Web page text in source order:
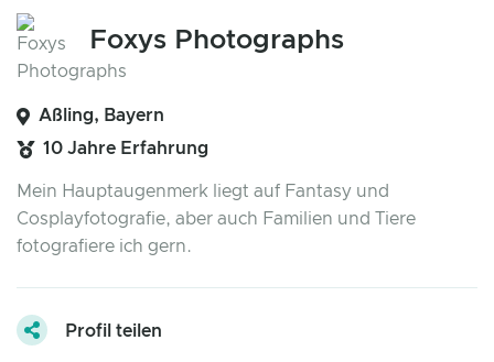
Foxys Photographs
Aßling, Bayern
10 Jahre Erfahrung
Mein Hauptaugenmerk liegt auf Fantasy und
Cosplayfotografie, aber auch Familien und Tiere
fotografiere ich gern.
Profil teilen